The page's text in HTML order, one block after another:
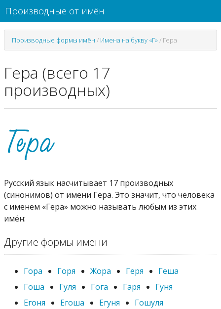
Производные от имён
Производные формы имён / Имена на букву «Г»/ Гера
Гера (всего 17
производных)
Русский язык насчитывает 17 производных
(синонимов) от имени Гера. Это значит, что человека
с именем «Гера» можно называть любым из этих
имён:
Другие формы имени
Гора Горя Жора Геря
Геша
Гоша
Гуля Гога Гаря
Гуня
Егоня
Егоша Егуня
Гошуля